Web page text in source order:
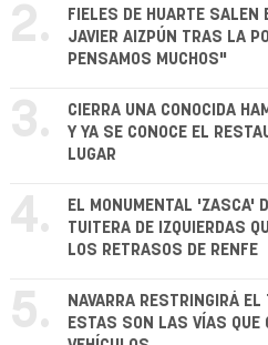
2.
FIELES DE HUARTE SALEN
JAVIER AIZPÚN TRAS LA
PENSAMOS MUCHOS"
3.
CIERRA UNA CONOCIDA
Y YA SE CONOCE EL
LUGAR
4.
EL MONUMENTAL 'ZASCA'
TUITERA DE IZQUIERDAS
LOS RETRASOS DE RENFE
5.
NAVARRA RESTRINGIRÁ
ESTAS SON LAS VÍAS QUE